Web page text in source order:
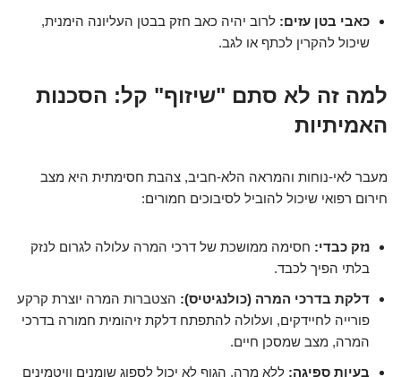
כאבי בטן עזים: לרוב יהיה כאב חזק בבטן העליונה הימנית,
שיכול להקרין לכתף או לגב.
למה זה לא סתם "שיזוף" קל: הסכנות
האמיתיות
מעבר לאי-נוחות והמראה הלא-חביב, צהבת חסימתית היא מצב
חירום רפואי שיכול להוביל לסיבוכים חמורים:
נזק כבדי: חסימה ממושכת של דרכי המרה עלולה לגרום לנזק
בלתי הפיך לכבד.
דלקת בדרכי המרה (כולנגיטיס): הצטברות המרה יוצרת קרקע
פורייה לחיידקים, ועלולה להתפתח דלקת זיהומית חמורה בדרכי
המרה, מצב שמסכן חיים.
בעיות ספיגה: ללא מרה, הגוף לא יכול לספוג שומנים וויטמינים